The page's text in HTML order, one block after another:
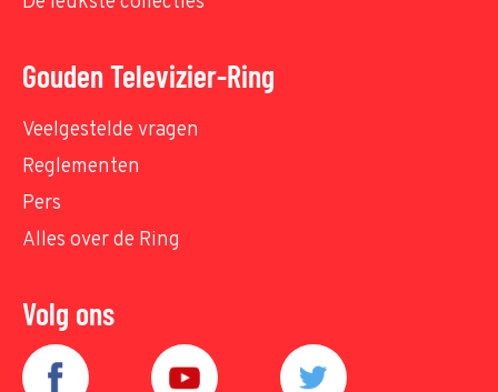
Gouden Televizier-Ring
Veelgestelde vragen
Reglementen
Pers
Alles over de Ring
Volg ons